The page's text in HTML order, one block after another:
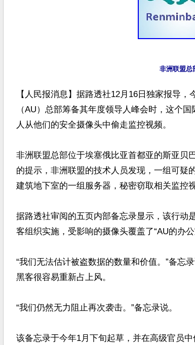
【人民报消息】据路透社12月16日独家报导
（AU）总部筹备其年度领导人峰会时，这个
人从他们的安全摄像头中偷走监控视频。
非洲联盟总部位于埃塞俄比亚首都亚的斯亚贝
的提示，非洲联盟的技术人员发现，一组可疑
建筑地下室的一组服务器，秘密窃取相关监控视
据路透社审阅的五页内部备忘录显示，该行动
客组织实施，受影响的摄像头覆盖了“AU的办
“我们无法估计被盗数据的数量和价值。”备忘
黑客很容易重新占上风。
“我们仍然无力阻止再次袭击。”备忘录说。
该备忘录于今年1月下旬起草，并在高级官员中